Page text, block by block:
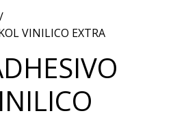
VINILICO EXTRA